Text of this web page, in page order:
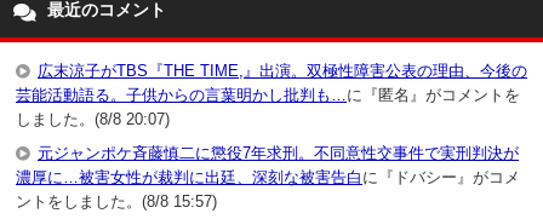
最近のコメント
広末涼子がTBS『THE TIME,』出演。双極性障害公表の理由、今後の
芸能活動語る。子供からの言葉明かし批判も… に『匿名』がコメントを
しました。(8/8 20:07)
元ジャンポケ斉藤慎二に懲役7年求刑。不同意性交事件で実刑判決が
濃厚に…被害女性が裁判に出廷、深刻な被害告白 に『ドバシー』がコメ
ントをしました。(8/8 15:57)